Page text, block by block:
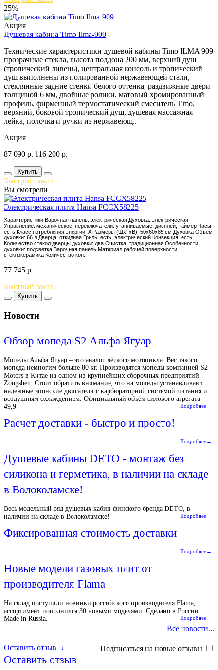
25%
Акция
Душевая кабина Timo Ilma-909
Технические характеристики душевой кабины Timo ILMA 909
прозрачные стекла, высота поддона 200 мм, верхний душ
(тропический ливень), центральная консоль и тропический
душ выполнены из полированной нержавеющей стали,
стеклянные задние стенки белого оттенка, раздвижные двери
толщиной 6 мм, двойные ролики, матовый хромированный
профиль, фирменный термостатический смеситель Timo,
верхний, боковой тропический душ, душевая массажная
лейка, полочка и ручки из нержавеющ..
Акция
87 090 р. 116 200 р.
Купить
Быстрый заказ
Вы смотрели
Электрическая плита Hansa FCCX58225
Характеристики Варочная панель: электрическая Духовка: электрическая
Управление: механическое, переключатели: утапливаемые, дисплей, таймер Часы:
есть Класс потребления энергии: A Размеры (ШхГхВ): 50x60x85 см Духовка Объем
духовки: 66 л Дверца: откидная Гриль: есть, электрический Конвекция: есть
Количество стекол дверцы духовки: два Очистка: традиционная Особенности
духовки: подсветка Варочная панель Материал рабочей поверхности:
стеклокерамика Количество кон..
77 745 р.
Быстрый заказ
Купить
Новости
Обзор мопеда S2 Альфа Ягуар
Мопеды Альфа Ягуар – это аналог лёгкого мотоцикла. Вес такого
мопеда немногим больше 80 кг. Производятся мопеды компанией S2
Motors в Китае на одном из крупнейших сборочных предприятий
Zongshen. Стоит обратить внимание, что на мопеды устанавливают
надежные японские двигатели с карбюраторной системой питания и
воздушным охлаждением. Официальный объём силового агрегата
49,9
Подробнее→
Расчет доставки - быстро и просто!
Подробнее→
Душевые кабины DETO - монтаж без
силикона и герметика, в наличии на складе
в Волоколамске!
Весь модельный ряд душевых кабин финского бренда DETO, в
наличии на складе в Волоколамске!
Подробнее→
Фиксированная стоимость доставки
Подробнее→
Новые модели газовых плит от
производителя Flama
На склад поступили новинки российского производителя Flama,
ассортимент пополнился 30 новыми моделями. Сделано в России |
Made in Russia.
Подробнее→
Все новости...
Подписаться на новые отзывы
Оставить отзыв ↓
Оставить отзыв